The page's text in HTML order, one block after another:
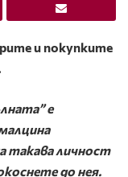
и покупките
е
такава личност
до нея.